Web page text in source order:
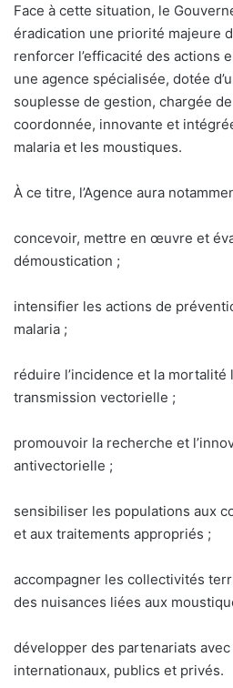
Face à cette situation, le
éradication une priorité majeure
renforcer l’efficacité des actions
une agence spécialisée, dotée
souplesse de gestion, chargée
coordonnée, innovante et
malaria et les moustiques.
À ce titre, l’Agence aura
concevoir, mettre en œuvre et
démoustication ;
intensifier les actions de
malaria ;
réduire l’incidence et la mortalité
transmission vectorielle ;
promouvoir la recherche et
antivectorielle ;
sensibiliser les populations aux
et aux traitements appropriés ;
accompagner les collectivités
des nuisances liées aux
développer des partenariats
internationaux, publics et privés.